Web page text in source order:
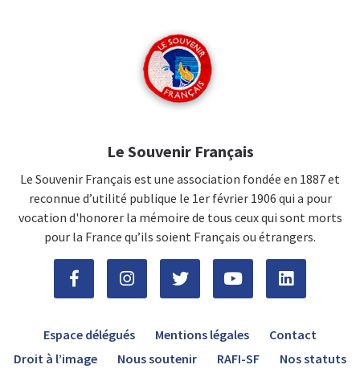
Le Souvenir Français
Le Souvenir Français est une association fondée en 1887 et
reconnue d’utilité publique le 1er février 1906 qui a pour
vocation d'honorer la mémoire de tous ceux qui sont morts
pour la France qu’ils soient Français ou étrangers.
Espace délégués Mentions légales
Contact
Droit à l’image
Nous soutenir RAFI-SF Nos statuts